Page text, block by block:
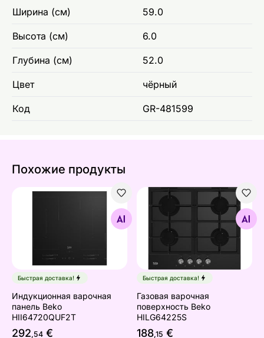
Ширина (см) 59.0
Высота (см) 6.0
Глубина (см) 52.0
Цвет чёрный
Код GR-481599
Похожие продукты
Индукционная варочная панель Beko HII64720QUF2T
Быстрая доставка!
Индукционная варочная
панель Beko
HII64720QUF2T
292,54 €
Газовая варочная
Найдите похожие
Быстрая доставка!
Газовая варочная
поверхность Beko
HILG64225S
188,15 €